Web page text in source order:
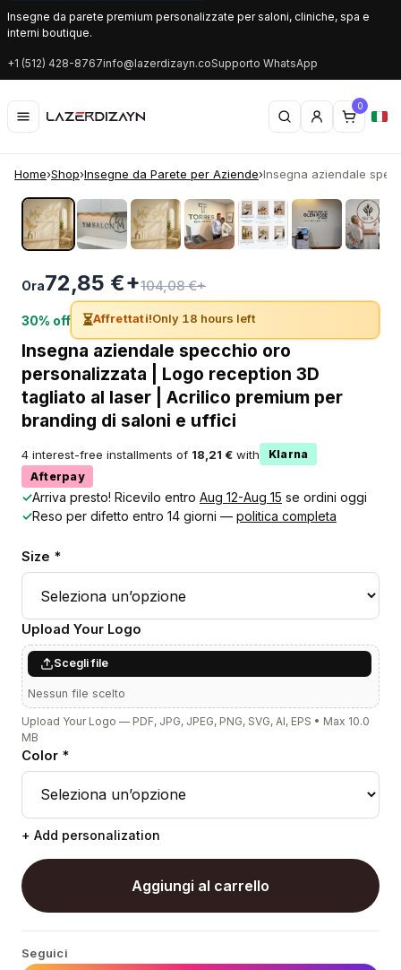
Insegne da parete premium personalizzate per saloni, cliniche, spa e
interni boutique.
+1 (512) 428-8767info@lazerdizayn.coSupporto WhatsApp
0
Home›Shop›Insegne da Parete per Aziende›Insegna aziendale
‹ ›
Ora72,85 €+104,08 €+
30% off ⏳Affrettati!Only 18 hours left
Insegna aziendale specchio oro
personalizzata | Logo reception 3D
tagliato al laser | Acrilico premium per
branding di saloni e uffici
4 interest-free installments of 18,21 € with
Klarna
Afterpay
✓Arriva presto! Ricevilo entro Aug 12-Aug 15 se ordini oggi
✓Reso per difetto entro 14 giorni — politica completa
Size *
Upload Your Logo
Scegli file
Nessun file scelto
Upload Your Logo — PDF, JPG, JPEG, PNG, SVG, AI, EPS • Max 10.0
MB
Color *
+ Add personalization
Aggiungi al carrello
Seguici